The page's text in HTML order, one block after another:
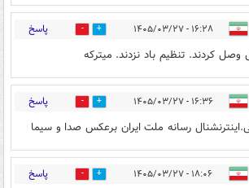
۱۶:۲۸ - ۱۴۰۵/۰۳/۲۷ 0 پاسخ
کردند. تنظیم باد نزدند. میترکه
۱۶:۳۶ - ۱۴۰۵/۰۳/۲۷ 0 پاسخ
رسانه ملت ایران برعکس صدا و سیما
۱۸:۰۶ - ۱۴۰۵/۰۳/۲۷ 0 پاسخ